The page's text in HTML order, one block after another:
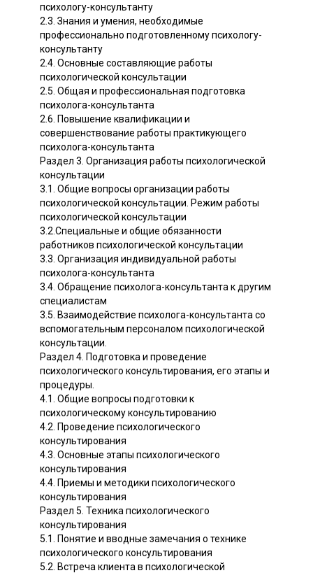
психологу-консультанту
2.3. Знания и умения, необходимые
профессионально подготовленному психологу-
консультанту
2.4. Основные составляющие работы
психологической консультации
2.5. Общая и профессиональная подготовка
психолога-консультанта
2.6. Повышение квалификации и
совершенствование работы практикующего
психолога-консультанта
Раздел 3. Организация работы психологической
консультации
3.1. Общие вопросы организации работы
психологической консультации. Режим работы
психологической консультации
3.2.Специальные и общие обязанности
работников психологической консультации
3.3. Организация индивидуальной работы
психолога-консультанта
3.4. Обращение психолога-консультанта к другим
специалистам
3.5. Взаимодействие психолога-консультанта со
вспомогательным персоналом психологической
консультации.
Раздел 4. Подготовка и проведение
психологического консультирования, его этапы и
процедуры.
4.1. Общие вопросы подготовки к
психологическому консультированию
4.2. Проведение психологического
консультирования
4.3. Основные этапы психологического
консультирования
4.4. Приемы и методики психологического
консультирования
Раздел 5. Техника психологического
консультирования
5.1. Понятие и вводные замечания о технике
психологического консультирования
5.2. Встреча клиента в психологической